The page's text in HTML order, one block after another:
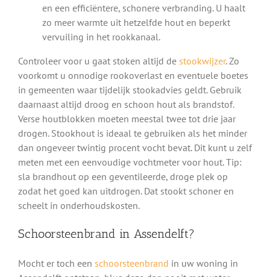
en een efficiëntere, schonere verbranding. U haalt
zo meer warmte uit hetzelfde hout en beperkt
vervuiling in het rookkanaal.
Controleer voor u gaat stoken altijd de stookwijzer. Zo
voorkomt u onnodige rookoverlast en eventuele boetes
in gemeenten waar tijdelijk stookadvies geldt. Gebruik
daarnaast altijd droog en schoon hout als brandstof.
Verse houtblokken moeten meestal twee tot drie jaar
drogen. Stookhout is ideaal te gebruiken als het minder
dan ongeveer twintig procent vocht bevat. Dit kunt u zelf
meten met een eenvoudige vochtmeter voor hout. Tip:
sla brandhout op een geventileerde, droge plek op
zodat het goed kan uitdrogen. Dat stookt schoner en
scheelt in onderhoudskosten.
Schoorsteenbrand in Assendelft?
Mocht er toch een schoorsteenbrand in uw woning in